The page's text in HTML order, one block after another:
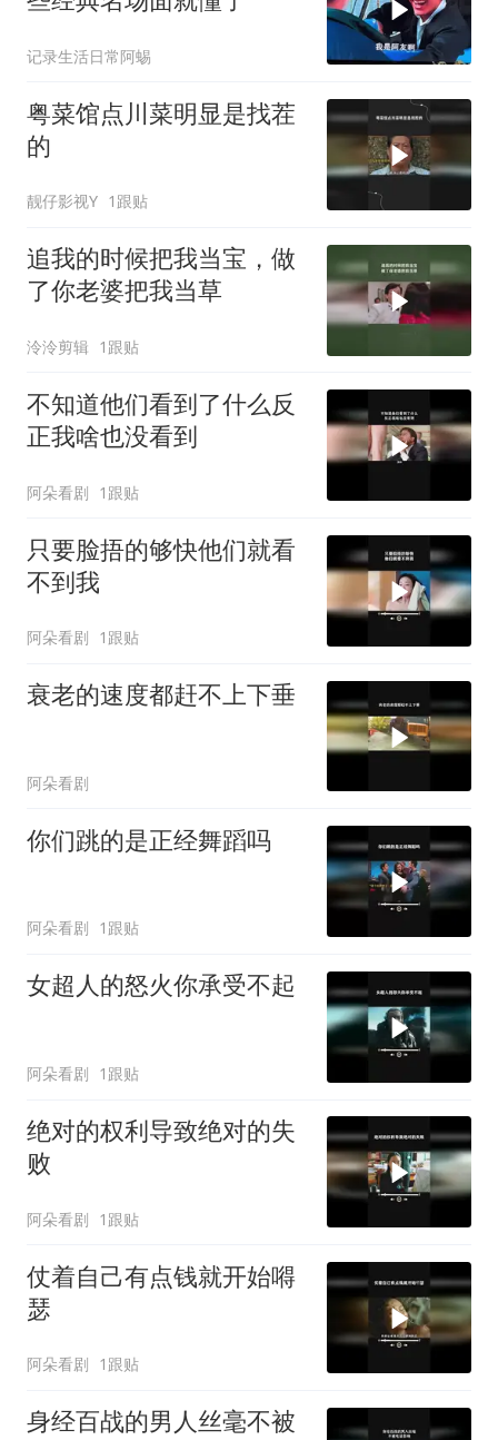
记录生活日常阿蜴
粤菜馆点川菜明显是找茬
的
靓仔影视Y 1跟贴
追我的时候把我当宝，做
了你老婆把我当草
泠泠剪辑 1跟贴
不知道他们看到了什么反
正我啥也没看到
阿朵看剧 1跟贴
只要脸捂的够快他们就看
不到我
阿朵看剧 1跟贴
衰老的速度都赶不上下垂
阿朵看剧
你们跳的是正经舞蹈吗
阿朵看剧 1跟贴
女超人的怒火你承受不起
阿朵看剧 1跟贴
绝对的权利导致绝对的失
败
阿朵看剧 1跟贴
仗着自己有点钱就开始嘚
瑟
阿朵看剧 1跟贴
身经百战的男人丝毫不被